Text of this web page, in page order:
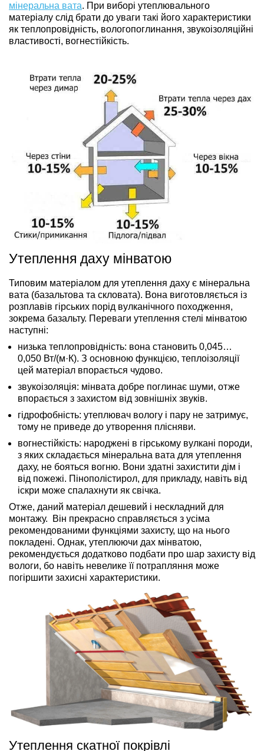
мінеральна вата. При виборі утеплювального
матеріалу слід брати до уваги такі його характеристики
як теплопровідність, вологопоглинання, звукоізоляційні
властивості, вогнестійкість.
Утеплення даху мінватою
Типовим матеріалом для утеплення даху є мінеральна
вата (базальтова та скловата). Вона виготовляється із
розплавів гірських порід вулканічного походження,
зокрема базальту. Переваги утеплення стелі мінватою
наступні:
низька теплопровідність: вона становить 0,045…
0,050 Вт/(м·К). З основною функцією, теплоізоляції
цей матеріал впорається чудово.
звукоізоляція: мінвата добре поглинає шуми, отже
впорається з захистом від зовнішніх звуків.
гідрофобність: утеплювач вологу і пару не затримує,
тому не приведе до утворення плісняви.
вогнестійкість: народжені в гірському вулкані породи,
з яких складається мінеральна вата для утеплення
даху, не бояться вогню. Вони здатні захистити дім і
від пожежі. Пінополістирол, для прикладу, навіть від
іскри може спалахнути як свічка.
Отже, даний матеріал дешевий і нескладний для
монтажу. Він прекрасно справляється з усіма
рекомендованими функціями захисту, що на нього
покладені. Однак, утеплюючи дах мінватою,
рекомендується додатково подбати про шар захисту від
вологи, бо навіть невелике її потрапляння може
погіршити захисні характеристики.
Утеплення скатної покрівлі